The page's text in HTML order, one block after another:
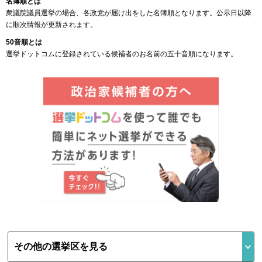
衆議院議員選挙の場合、各政党が届け出をした名簿順となります。公示日以降
に順次情報が更新されます。
50音順とは
選挙ドットコムに登録されている候補者のお名前の五十音順になります。